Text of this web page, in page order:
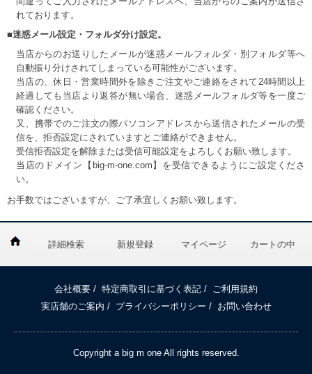
れております。
■迷惑メール設定・フォルダ分け設定。
当店からのお送りしたメールが迷惑メールフォルダ・別フォルダ等へ
自動振り分けされてしまっている可能性がございます。
当店の、休日・営業時間外を除きご注文やご連絡をされて24時間以上
経過しても当店より返答が無い場合、迷惑メールフォルダ等を一度ご
確認ください。
又、携帯でのご注文の際パソコンアドレスから送信されたメールの受
信を、拒否設定にされていますとご連絡ができません。
受信拒否設定を解除または受信可能設定をよろしくお願い致します。
当店のドメイン【big-m-one.com】を受信できるようにご設定くださ
い。
お手数ではございますが、ご了承宜しくお願い致します。
詳細検索 新規登録 マイページ カートの中
会社概要 / 特定商取引に基づく表記 /
ご利用規約
実店舗のご案内 / プライバシーポリシー / お問い合わせ
Copyright a big m one All rights reserved.